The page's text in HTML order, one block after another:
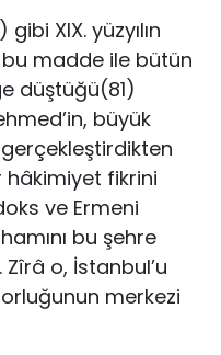
XIX. yüzyılın
madde ile bütün
düştüğü(81)
büyük
hâkimiyet fikrini
ve Ermeni
bu şehre
o, İstanbul’u
merkezi